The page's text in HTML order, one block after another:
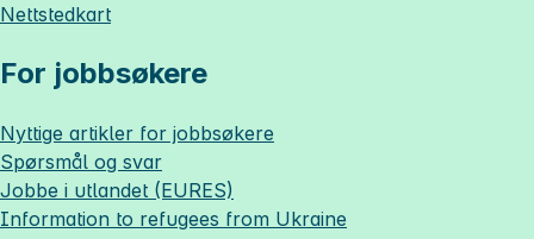
Nettstedkart
For jobbsøkere
Nyttige artikler for jobbsøkere
Spørsmål og svar
Jobbe i utlandet (EURES)
Information to refugees from Ukraine